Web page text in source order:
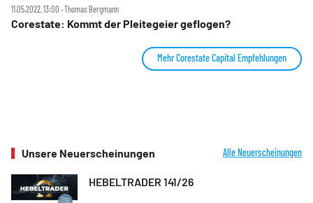
11.05.2022, 13:00 ‧ Thomas Bergmann
Corestate: Kommt der Pleitegeier geflogen?
Mehr Corestate Capital Empfehlungen
Unsere Neuerscheinungen Alle Neuerscheinungen
HEBELTRADER 141/26